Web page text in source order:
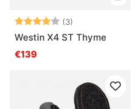
Bewertung:(3)
4.0 von 5
Westin X4 ST Thyme
€139